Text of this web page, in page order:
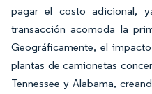
pagar el costo adicional,
transacción acomoda la
Geográficamente, el
plantas de camionetas
Tennessee y Alabama,